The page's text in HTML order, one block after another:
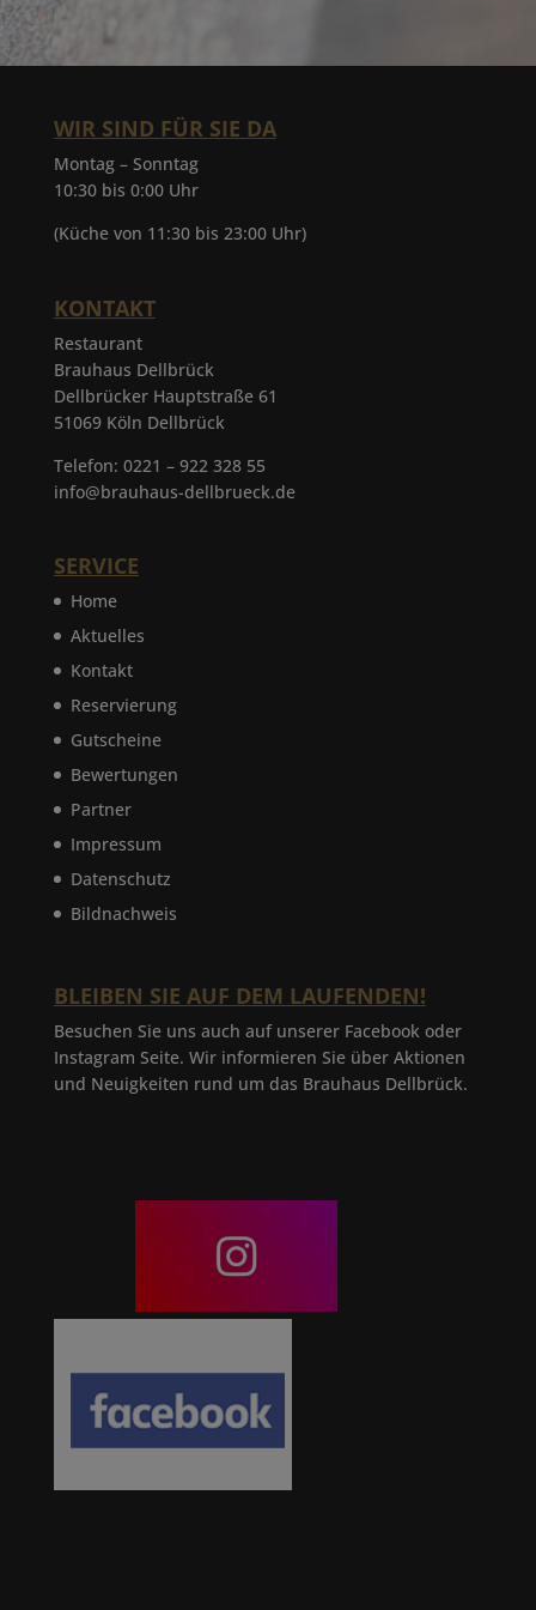
WIR SIND FÜR SIE DA
Montag – Sonntag
10:30 bis 0:00 Uhr
(Küche von 11:30 bis 23:00 Uhr)
KONTAKT
Restaurant
Brauhaus Dellbrück
Dellbrücker Hauptstraße 61
51069 Köln Dellbrück
Telefon: 0221 – 922 328 55
info@brauhaus-dellbrueck.de
SERVICE
Home
Aktuelles
Kontakt
Reservierung
Gutscheine
Bewertungen
Partner
Impressum
Datenschutz
Bildnachweis
BLEIBEN SIE AUF DEM LAUFENDEN!
Besuchen Sie uns auch auf unserer Facebook oder
Instagram Seite. Wir informieren Sie über Aktionen
und Neuigkeiten rund um das Brauhaus Dellbrück.